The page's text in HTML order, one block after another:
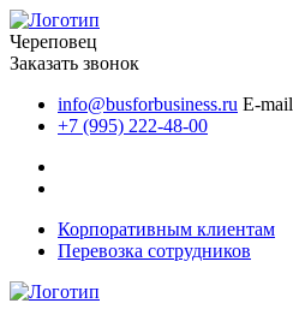
Череповец
Заказать звонок
info@busforbusiness.ru E-mail
+7 (995) 222-48-00
Корпоративным клиентам
Перевозка сотрудников